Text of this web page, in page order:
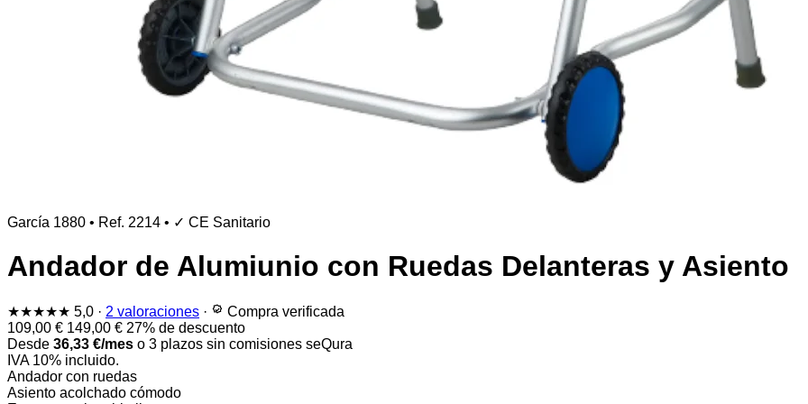
García 1880 • Ref. 2214 • ✓ CE Sanitario
Andador de Alumiunio con Ruedas Delanteras y Asiento
★★★★★ 5,0 · 2 valoraciones ·
Compra verificada
109,00 € 149,00 € 27% de descuento
Desde 36,33 €/mes o 3 plazos sin comisiones seQura
IVA 10% incluido.
Andador con ruedas
Asiento acolchado cómodo